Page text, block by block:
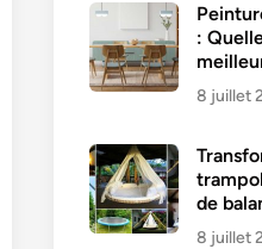
:
8 juillet
de
8 juillet